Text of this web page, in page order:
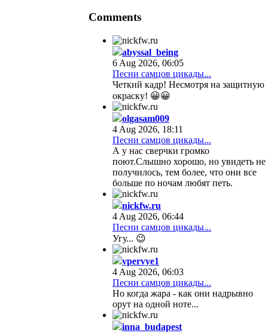
Comments
abyssal_being
6 Aug 2026, 06:05
Песни самцов цикады...
Четкий кадр! Несмотря на защитную
окраску! 😀😀
olgasam009
4 Aug 2026, 18:11
Песни самцов цикады...
А у нас сверчки громко
поют.Слышно хорошо, но увидеть не
получилось, тем более, что они все
больше по ночам любят петь.
nickfw.ru
4 Aug 2026, 06:44
Песни самцов цикады...
Угу... 😉
vpervye1
4 Aug 2026, 06:03
Песни самцов цикады...
Но когда жара - как они надрывно
орут на одной ноте...
inna_budapest